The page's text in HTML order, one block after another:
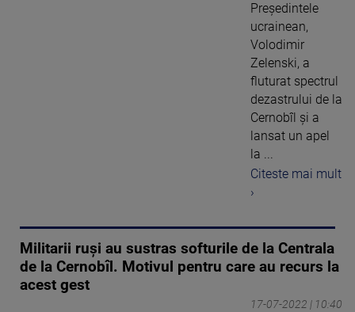
Preşedintele
ucrainean,
Volodimir
Zelenski, a
fluturat spectrul
dezastrului de la
Cernobîl şi a
lansat un apel
la ...
Citeste mai mult
›
Militarii ruşi au sustras softurile de la Centrala
de la Cernobîl. Motivul pentru care au recurs la
acest gest
17-07-2022 | 10:40